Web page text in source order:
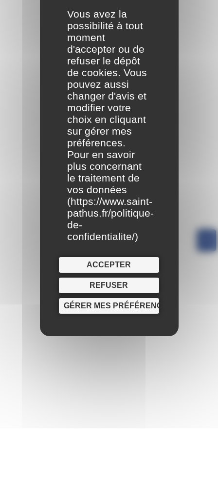
Vous avez la
possibilité à tout
moment
d'accepter ou de
refuser le dépôt
de cookies. Vous
pouvez aussi
changer d'avis et
modifier votre
choix en cliquant
sur gérer mes
préférences.
Pour en savoir
plus concernant
le traitement de
vos données
(https://www.saint-
pathus.fr/politique-
de-
confidentialite/)
ACCEPTER
REFUSER
GÉRER MES PRÉFÉRENCES